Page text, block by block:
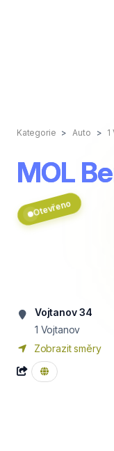
Kategorie Auto 1
MOL
Otevřeno
Vojtanov 34
1 Vojtanov
Zobrazit směry